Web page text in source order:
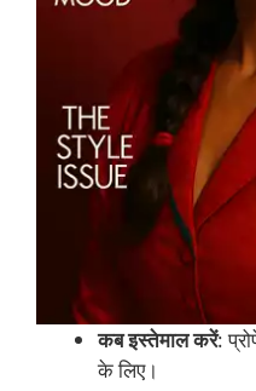
कब इस्तेमाल करें:
के लिए।